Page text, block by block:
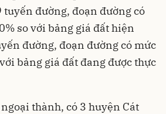
tuyến đường, đoạn đường có
so với bảng giá đất hiện
đường, đoạn đường có mức
bảng giá đất đang được thực
thành, có 3 huyện Cát